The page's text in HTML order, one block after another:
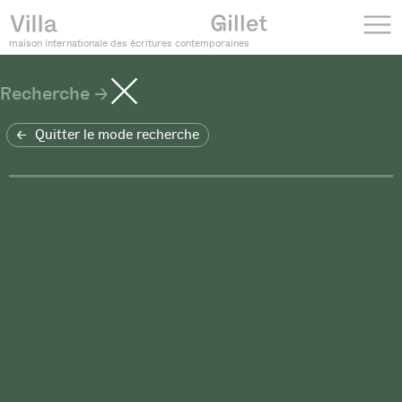
maison internationale des écritures contemporaines
Recherche
Quitter le mode recherche